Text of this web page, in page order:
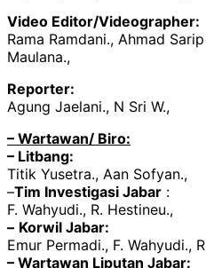
Video Editor/Videographer:
Rama Ramdani., Ahmad
Maulana.,
Reporter:
Agung Jaelani., N Sri W.,
– Wartawan/ Biro:
– Litbang:
Titik Yusetra., Aan Sofyan.,
–Tim Investigasi Jabar :
F. Wahyudi., R. Hestineu.,
– Korwil Jabar:
Emur Permadi., F. Wahyudi.,
– Wartawan Liputan Jabar: